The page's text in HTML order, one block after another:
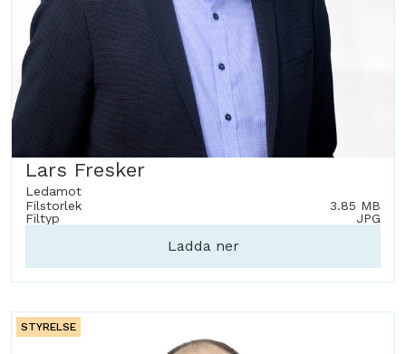
Lars Fresker
Ledamot
Filstorlek
3.85 MB
Filtyp
JPG
Ladda ner
STYRELSE